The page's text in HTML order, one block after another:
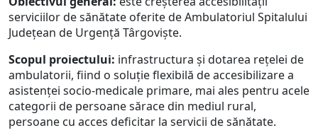
serviciilor de sănătate oferite de Ambulatoriul Spitalului
Județean de Urgență Târgoviște.
Scopul proiectului: infrastructura și dotarea rețelei de
ambulatorii, fiind o soluție flexibilă de accesibilizare a
asistenței socio-medicale primare, mai ales pentru acele
categorii de persoane sărace din mediul rural,
persoane cu acces deficitar la servicii de sănătate.